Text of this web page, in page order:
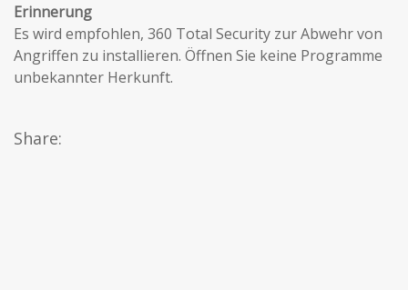
Erinnerung
Es wird empfohlen, 360 Total Security zur Abwehr von
Angriffen zu installieren. Öffnen Sie keine Programme
unbekannter Herkunft.
Share: